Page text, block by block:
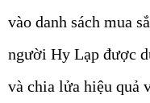
vào danh sách mua
người Hy Lạp được
và chia lửa hiệu quả